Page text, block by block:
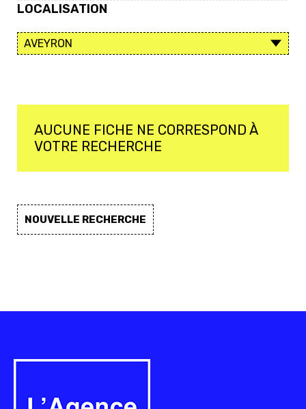
LOCALISATION
AUCUNE FICHE NE CORRESPOND À
VOTRE RECHERCHE
NOUVELLE RECHERCHE